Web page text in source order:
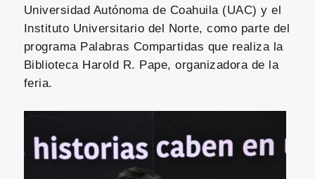
Universidad Autónoma de Coahuila (UAC) y el
Instituto Universitario del Norte, como parte del
programa Palabras Compartidas que realiza la
Biblioteca Harold R. Pape, organizadora de la
feria.